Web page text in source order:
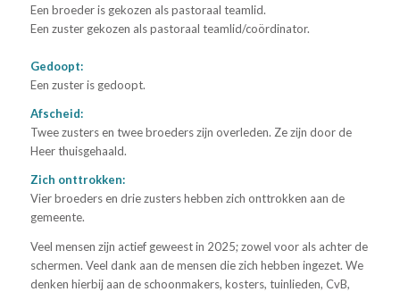
Een broeder is gekozen als pastoraal teamlid.
Een zuster gekozen als pastoraal teamlid/coördinator.
Gedoopt:
Een zuster is gedoopt.
Afscheid:
Twee zusters en twee broeders zijn overleden. Ze zijn door de
Heer thuisgehaald.
Zich onttrokken:
Vier broeders en drie zusters hebben zich onttrokken aan de
gemeente.
Veel mensen zijn actief geweest in 2025; zowel voor als achter de
schermen. Veel dank aan de mensen die zich hebben ingezet. We
denken hierbij aan de schoonmakers, kosters, tuinlieden, CvB,